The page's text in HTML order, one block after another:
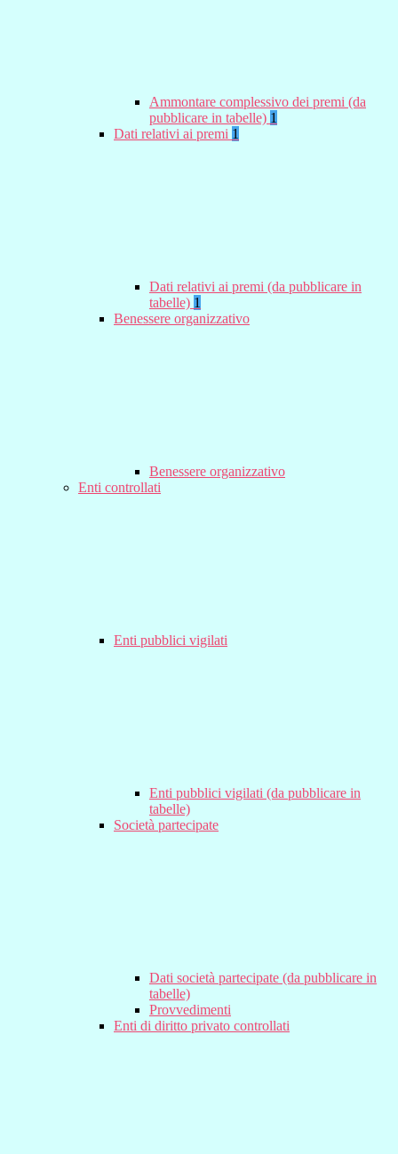
Ammontare complessivo dei premi (da
pubblicare in tabelle) 1
Dati relativi ai premi 1
Dati relativi ai premi (da pubblicare in
tabelle) 1
Benessere organizzativo
Benessere organizzativo
Enti controllati
Enti pubblici vigilati
Enti pubblici vigilati (da pubblicare in
tabelle)
Società partecipate
Dati società partecipate (da pubblicare in
tabelle)
Provvedimenti
Enti di diritto privato controllati